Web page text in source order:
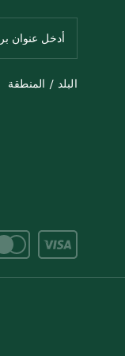
البلد / المنطقة